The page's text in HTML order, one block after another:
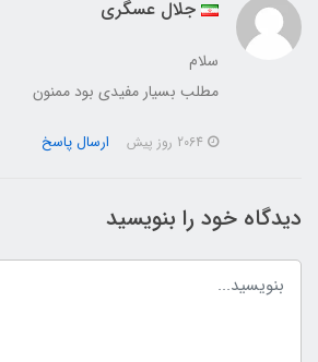
جلال عسگری
سلام
مطلب بسیار مفیدی بود ممنون
ارسال پاسخ
دیدگاه خود را بنویسید